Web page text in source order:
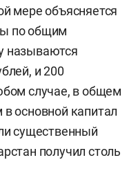
мере объясняется
по общим
называются
и 200
случае, в общем
основной капитал
существенный
получил столь